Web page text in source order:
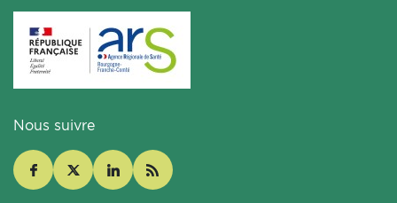
Nous suivre